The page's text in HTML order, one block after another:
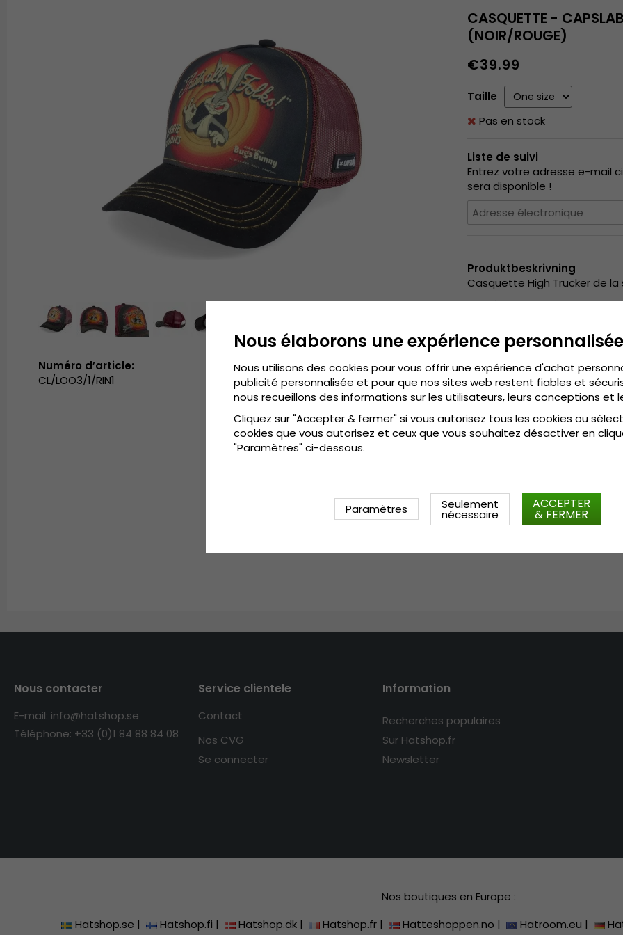
CASQUETTE -
(NOIR/ROUGE)
€39.99
Taille
Pas en stock
Liste de suivi
Entrez votre adresse e-mail
sera disponible !
Produktbeskrivning
Casquette High Trucker de la
Lancé en 2018, Capslab
comme Donald Duck et
à l’esprit jeune, dynamique
en innovant constamment le
connu pour ses casquettes
tous ceux qui aiment les
Informations détaillées:
Composition: Coton /
Guide des tailles:Taille unique.
Numéro d’article:
CL/LOO3/1/RIN1
Nous contacter
E-mail: info@hatshop.se
Téléphone: +33 (0)1 84 88 84 08
Service clientele
Contact
Nos CVG
Se connecter
Information
Recherches populaires
Sur Hatshop.fr
Newsletter
Nos boutiques en Europe :
Hatshop.se | Hatshop.fi | Hatshop.dk | Hatshop.fr | Hatteshoppen.no | Hatroom.eu |
Nous élaborons une expérience personnalisée
Nous utilisons des cookies pour vous offrir une expérience d'achat
publicité personnalisée et pour que nos sites web restent fiables et
nous recueillons des informations sur les utilisateurs, leurs conceptions et
Cliquez sur "Accepter & fermer" si vous autorisez tous les cookies ou
cookies que vous autorisez et ceux que vous souhaitez désactiver en
"Paramètres" ci-dessous.
Paramètres Seulement
nécessaire
ACCEPTER
& FERMER